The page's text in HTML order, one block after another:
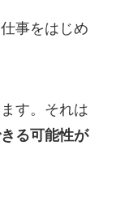
事をはじめ
す。それは
る可能性が